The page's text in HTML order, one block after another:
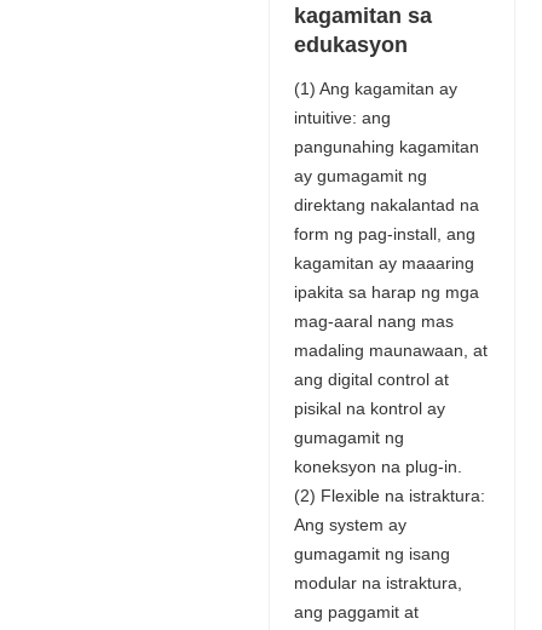
kagamitan sa
edukasyon
(1) Ang kagamitan ay
intuitive: ang
pangunahing kagamitan
ay gumagamit ng
direktang nakalantad na
form ng pag-install, ang
kagamitan ay maaaring
ipakita sa harap ng mga
mag-aaral nang mas
madaling maunawaan, at
ang digital control at
pisikal na kontrol ay
gumagamit ng
koneksyon na plug-in.
(2) Flexible na istraktura:
Ang system ay
gumagamit ng isang
modular na istraktura,
ang paggamit at